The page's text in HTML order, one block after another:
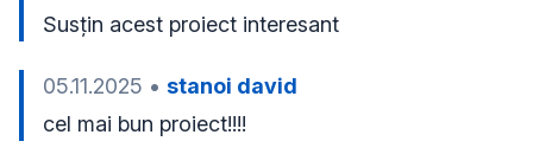
Susțin acest proiect interesant
05.11.2025 • stanoi david
cel mai bun proiect!!!!